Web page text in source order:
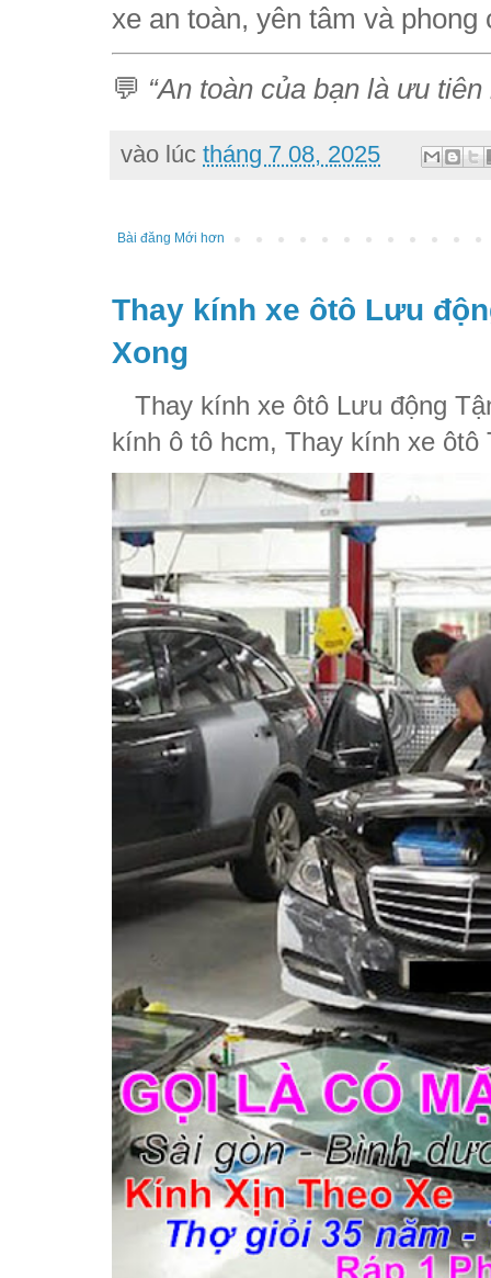
xe an toàn, yên tâm và phong
💬 “An toàn của bạn là ưu
vào lúc tháng 7 08, 2025
Bài đăng Mới hơn
Thay kính xe ôtô Lưu
Xong
Thay kính xe ôtô Lưu động
kính ô tô hcm, Thay kính xe